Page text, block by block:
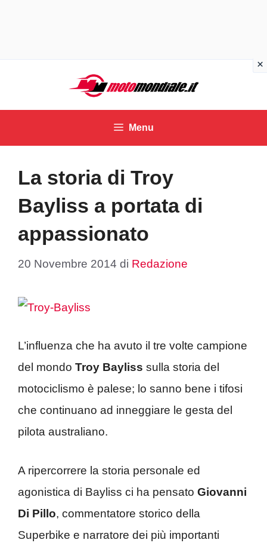
contenuto
Menu
La storia di Troy
Bayliss a portata di
appassionato
20 Novembre 2014 di Redazione
L’influenza che ha avuto il tre volte campione
del mondo Troy Bayliss sulla storia del
motociclismo è palese; lo sanno bene i tifosi
che continuano ad inneggiare le gesta del
pilota australiano.
A ripercorrere la storia personale ed
agonistica di Bayliss ci ha pensato Giovanni
Di Pillo, commentatore storico della
Superbike e narratore dei più importanti